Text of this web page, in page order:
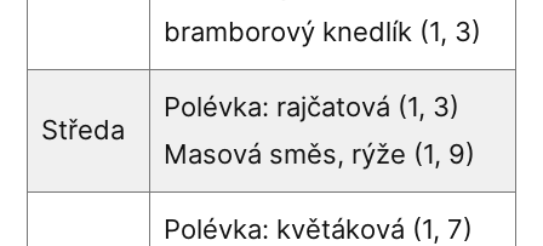
bramborový knedlík (1, 3)
Středa
Polévka: rajčatová (1, 3)
Masová směs, rýže (1, 9)
Polévka: květáková (1, 7)